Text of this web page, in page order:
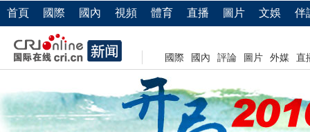
首頁 國際 國內 視頻 體育 直播 圖片 文娛 伴
國際 國內 評論 圖片 外媒 直